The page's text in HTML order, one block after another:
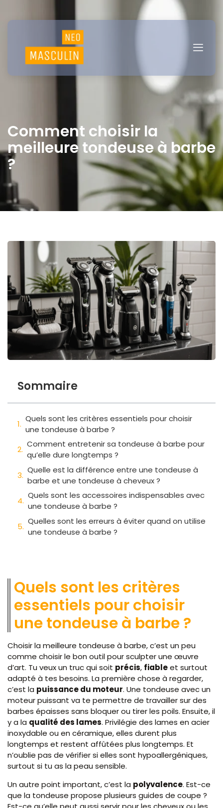
Comment choisir la
meilleure tondeuse à barbe
?
Sommaire
Quels sont les critères essentiels pour choisir
une tondeuse à barbe ?
Comment entretenir sa tondeuse à barbe pour
qu’elle dure longtemps ?
Quelle est la différence entre une tondeuse à
barbe et une tondeuse à cheveux ?
Quels sont les accessoires indispensables avec
une tondeuse à barbe ?
Quelles sont les erreurs à éviter quand on utilise
une tondeuse à barbe ?
Quels sont les critères
essentiels pour choisir
une tondeuse à barbe ?
Choisir la meilleure tondeuse à barbe, c’est un peu
comme choisir le bon outil pour sculpter une œuvre
d’art. Tu veux un truc qui soit précis, fiableet surtout
adapté à tes besoins. La première chose à regarder,
c’est la puissance du moteur. Une tondeuse avec un
moteur puissant va te permettre de travailler sur des
barbes épaisses sans bloquer ou tirer les poils. Ensuite, il
y a la qualité des lames. Privilégie des lames en acier
inoxydable ou en céramique, elles durent plus
longtemps et restent affûtées plus longtemps. Et
n’oublie pas de vérifier si elles sont hypoallergéniques,
surtout si tu as la peau sensible.
Un autre point important, c’est la polyvalence. Est-ce
que la tondeuse propose plusieurs guides de coupe ?